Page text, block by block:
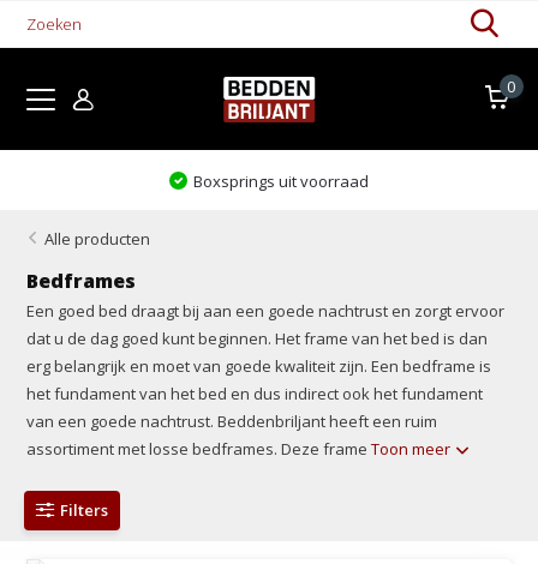
0
Levertijd 1-5 werkdagen
Alle producten
Bedframes
Een goed bed draagt bij aan een goede nachtrust en zorgt ervoor
dat u de dag goed kunt beginnen. Het frame van het bed is dan
erg belangrijk en moet van goede kwaliteit zijn. Een bedframe is
het fundament van het bed en dus indirect ook het fundament
van een goede nachtrust. Beddenbriljant heeft een ruim
assortiment met losse bedframes. Deze frameToon meer
Filters